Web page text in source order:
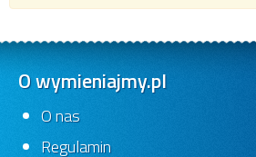
O wymieniajmy.pl
O nas
Regulamin